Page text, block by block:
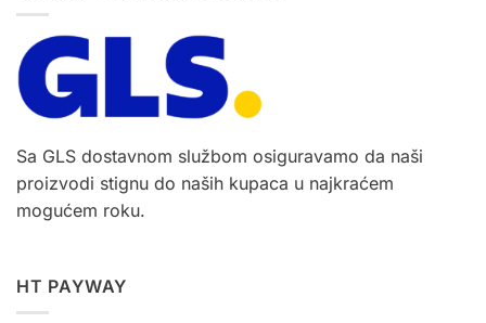
Sa GLS dostavnom službom osiguravamo da naši
proizvodi stignu do naših kupaca u najkraćem
mogućem roku.
HT PAYWAY